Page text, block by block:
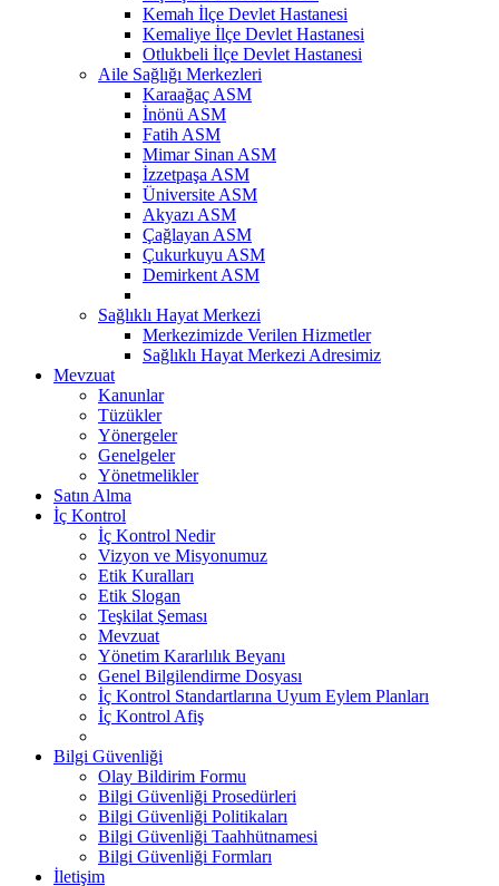
Kemah İlçe Devlet Hastanesi
Kemaliye İlçe Devlet Hastanesi
Otlukbeli İlçe Devlet Hastanesi
Aile Sağlığı Merkezleri
Karaağaç ASM
İnönü ASM
Fatih ASM
Mimar Sinan ASM
İzzetpaşa ASM
Üniversite ASM
Akyazı ASM
Çağlayan ASM
Çukurkuyu ASM
Demirkent ASM
Sağlıklı Hayat Merkezi
Merkezimizde Verilen Hizmetler
Sağlıklı Hayat Merkezi Adresimiz
Mevzuat
Kanunlar
Tüzükler
Yönergeler
Genelgeler
Yönetmelikler
Satın Alma
İç Kontrol
İç Kontrol Nedir
Vizyon ve Misyonumuz
Etik Kuralları
Etik Slogan
Teşkilat Şeması
Mevzuat
Yönetim Kararlılık Beyanı
Genel Bilgilendirme Dosyası
İç Kontrol Standartlarına Uyum Eylem Planları
İç Kontrol Afiş
Bilgi Güvenliği
Olay Bildirim Formu
Bilgi Güvenliği Prosedürleri
Bilgi Güvenliği Politikaları
Bilgi Güvenliği Taahhütnamesi
Bilgi Güvenliği Formları
İletişim